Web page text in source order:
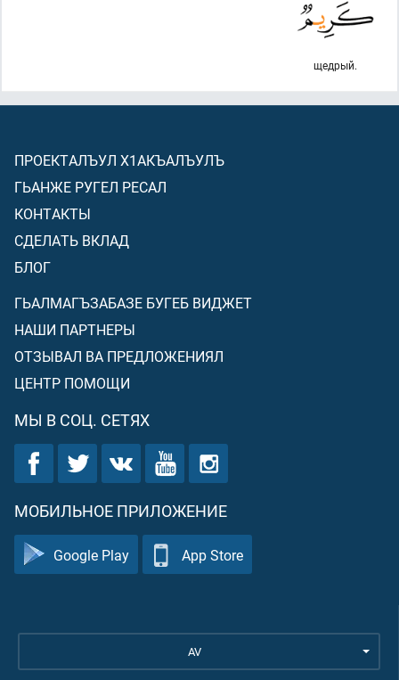
щедрый.
ПРОЕКТАЛЪУЛ Х1АКЪАЛЪУЛЪ
ГЬАНЖЕ РУГЕЛ РЕСАЛ
КОНТАКТЫ
СДЕЛАТЬ ВКЛАД
БЛОГ
ГЬАЛМАГЪЗАБАЗЕ БУГЕБ ВИДЖЕТ
НАШИ ПАРТНЕРЫ
ОТЗЫВАЛ ВА ПРЕДЛОЖЕНИЯЛ
ЦЕНТР ПОМОЩИ
МЫ В СОЦ. СЕТЯХ
МОБИЛЬНОЕ ПРИЛОЖЕНИЕ
Google Play App Store
AV